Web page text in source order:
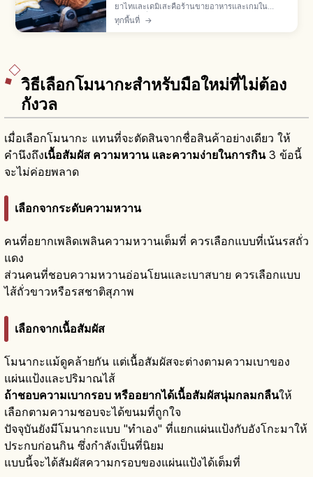
ยาไทและเดมิเสะคือร้านขายอาหารและเกมใน
เทศกาลญี่ปุ่น พบมากเดือนมี.ค.-พ.ย. เมนูยอดฮิตยา
กิโซบะ เบบี้คาสเทลลา ทาโกะยากิ แอปเปิลเคลือบ
ทุกพื้นที่ →
วิธีเลือกโมนากะสำหรับมือใหม่ที่ไม่ต้อง
กังวล
เมื่อเลือกโมนากะ แทนที่จะตัดสินจากชื่อสินค้าอย่างเดียว ให้
คำนึงถึงเนื้อสัมผัส ความหวาน และความง่ายในการกิน3 ข้อนี้
จะไม่ค่อยพลาด
เลือกจากระดับความหวาน
คนที่อยากเพลิดเพลินความหวานเต็มที่ ควรเลือกแบบที่เน้นรสถั่ว
แดง
ส่วนคนที่ชอบความหวานอ่อนโยนและเบาสบาย ควรเลือกแบบ
ไส้ถั่วขาวหรือรสชาติสุภาพ
เลือกจากเนื้อสัมผัส
โมนากะแม้ดูคล้ายกัน แต่เนื้อสัมผัสจะต่างตามความเบาของ
แผ่นแป้งและปริมาณไส้
ถ้าชอบความเบากรอบ หรืออยากได้เนื้อสัมผัสนุ่มกลมกลืนให้
เลือกตามความชอบจะได้ขนมที่ถูกใจ
ปัจจุบันยังมีโมนากะแบบ "ทำเอง" ที่แยกแผ่นแป้งกับอังโกะมาให้
ประกบก่อนกิน ซึ่งกำลังเป็นที่นิยม
แบบนี้จะได้สัมผัสความกรอบของแผ่นแป้งได้เต็มที่